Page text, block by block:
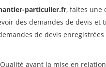
particulier.fr, faites une
des demandes de devis et
de devis
avant la mise en